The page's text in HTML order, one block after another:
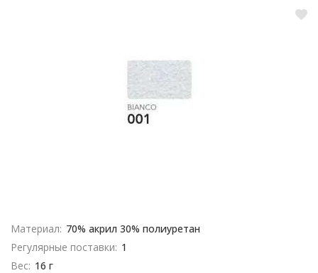
Материал: 70% акрил 30% полиуретан
Регулярные поставки: 1
Вес: 16 г